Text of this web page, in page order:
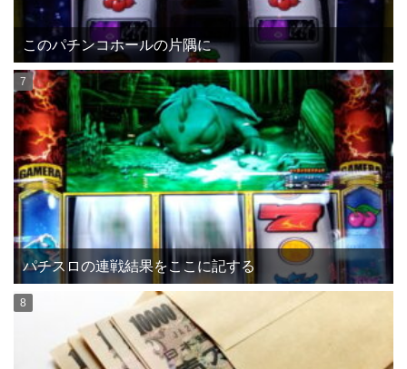
このパチンコホールの片隅に
パチスロの連戦結果をここに記する